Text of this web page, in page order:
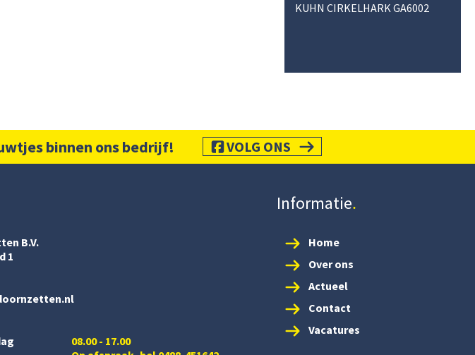
KUHN CIRKELHARK GA6002
binnen ons bedrijf! VOLG ONS
B.V.
1
08.00 - 17.00
Informatie
Home
Over ons
Actueel
Contact
Vacatures